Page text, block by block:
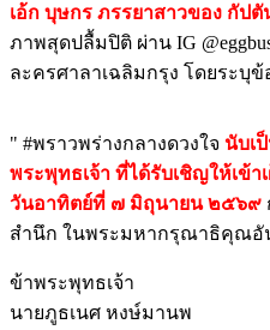
เอ้ก บุษกร ภรรยาสาวของ กัป
ภาพสุดปลื้มปิติ ผ่าน IG
ละครศาลาเฉลิมกรุง โดยระบุข้
" #พราวพร่างกลางดวงใจ นับเ
พระพุทธเจ้า ที่ได้รับเชิญให้เข้
วันอาทิตย์ที่ ๗ มิถุนายน ๒๕๖๙
สำนึก ในพระมหากรุณาธิคุณอั
ข้าพระพุทธเจ้า
นายภูธเนศ หงษ์มานพ